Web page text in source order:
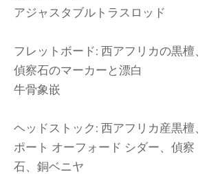
アジャスタブルトラスロッド
フレットボード: 西アフリカの黒檀、
偵察石のマーカーと漂白
牛骨象嵌
ヘッドストック: 西アフリカ産黒檀、
ポート オーフォード シダー、偵察
石、銅ベニヤ